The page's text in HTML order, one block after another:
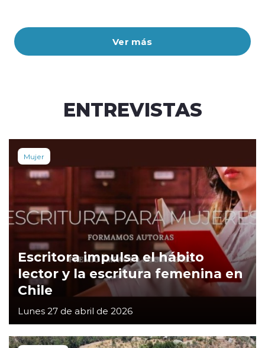
Ver más
ENTREVISTAS
Mujer
Escritora impulsa el hábito
lector y la escritura femenina en
Chile
Lunes 27 de abril de 2026